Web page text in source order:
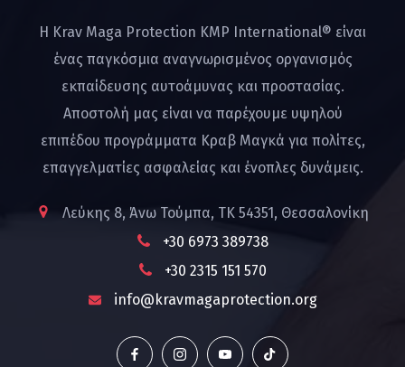
Η Krav Maga Protection KMP International® είναι
ένας παγκόσμια αναγνωρισμένος οργανισμός
εκπαίδευσης αυτοάμυνας και προστασίας.
Αποστολή μας είναι να παρέχουμε υψηλού
επιπέδου προγράμματα Κραβ Μαγκά για πολίτες,
επαγγελματίες ασφαλείας και ένοπλες δυνάμεις.
Λεύκης 8, Άνω Τούμπα, ΤΚ 54351, Θεσσαλονίκη
+30 6973 389738
+30 2315 151 570
info@kravmagaprotection.org